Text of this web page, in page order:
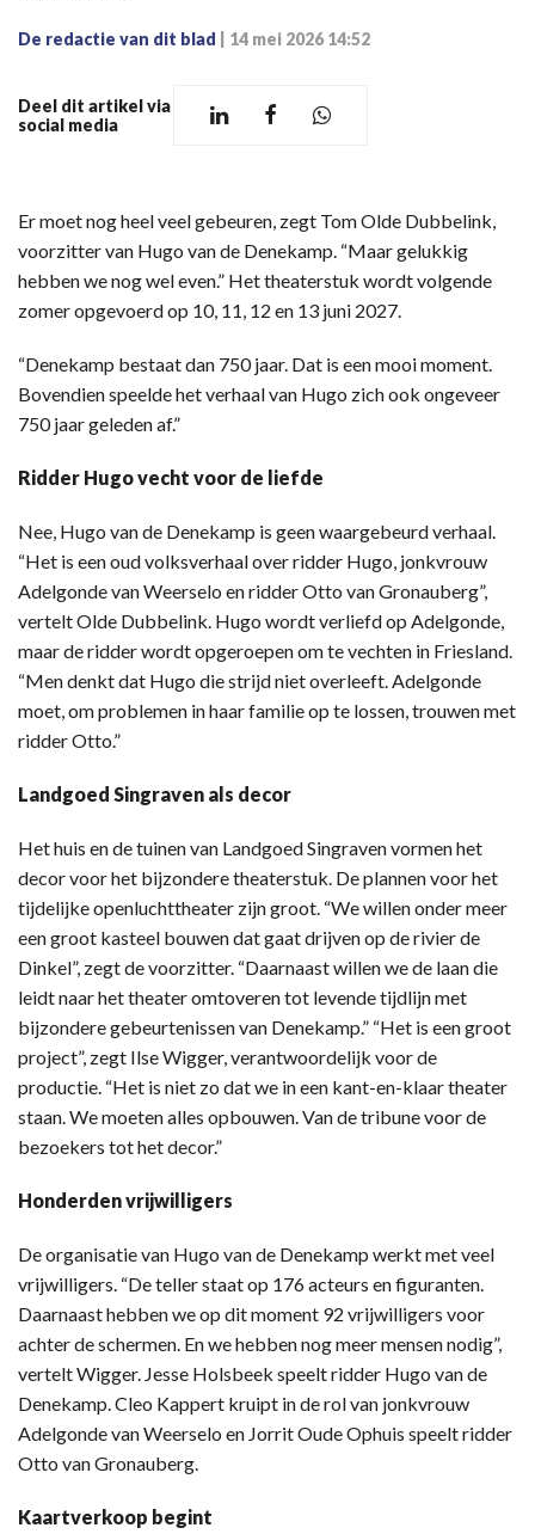
De redactie van dit blad 14 mei 2026 14:52
Deel dit artikel via
social media
Er moet nog heel veel gebeuren, zegt Tom Olde Dubbelink,
voorzitter van Hugo van de Denekamp. “Maar gelukkig
hebben we nog wel even.” Het theaterstuk wordt volgende
zomer opgevoerd op 10, 11, 12 en 13 juni 2027.
“Denekamp bestaat dan 750 jaar. Dat is een mooi moment.
Bovendien speelde het verhaal van Hugo zich ook ongeveer
750 jaar geleden af.”
Ridder Hugo vecht voor de liefde
Nee, Hugo van de Denekamp is geen waargebeurd verhaal.
“Het is een oud volksverhaal over ridder Hugo, jonkvrouw
Adelgonde van Weerselo en ridder Otto van Gronauberg”,
vertelt Olde Dubbelink. Hugo wordt verliefd op Adelgonde,
maar de ridder wordt opgeroepen om te vechten in Friesland.
“Men denkt dat Hugo die strijd niet overleeft. Adelgonde
moet, om problemen in haar familie op te lossen, trouwen met
ridder Otto.”
Landgoed Singraven als decor
Het huis en de tuinen van Landgoed Singraven vormen het
decor voor het bijzondere theaterstuk. De plannen voor het
tijdelijke openluchttheater zijn groot. “We willen onder meer
een groot kasteel bouwen dat gaat drijven op de rivier de
Dinkel”, zegt de voorzitter. “Daarnaast willen we de laan die
leidt naar het theater omtoveren tot levende tijdlijn met
bijzondere gebeurtenissen van Denekamp.” “Het is een groot
project”, zegt Ilse Wigger, verantwoordelijk voor de
productie. “Het is niet zo dat we in een kant-en-klaar theater
staan. We moeten alles opbouwen. Van de tribune voor de
bezoekers tot het decor.”
Honderden vrijwilligers
De organisatie van Hugo van de Denekamp werkt met veel
vrijwilligers. “De teller staat op 176 acteurs en figuranten.
Daarnaast hebben we op dit moment 92 vrijwilligers voor
achter de schermen. En we hebben nog meer mensen nodig”,
vertelt Wigger. Jesse Holsbeek speelt ridder Hugo van de
Denekamp. Cleo Kappert kruipt in de rol van jonkvrouw
Adelgonde van Weerselo en Jorrit Oude Ophuis speelt ridder
Otto van Gronauberg.
Kaartverkoop begint